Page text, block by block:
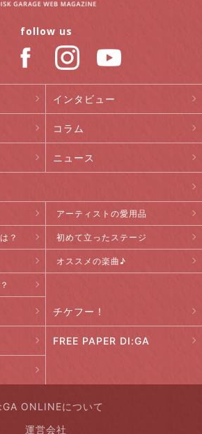
インタビュー
コラム
ニュース
アーティストの愛用品
？ 初めて立ったステージ
オススメの楽曲♪
チケフー！
FREE PAPER DI:GA
follow us
ONLINEについて
運営会社